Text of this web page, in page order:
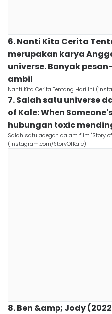
6. Nanti Kita Cerita
merupakan karya
universe. Banyak
ambil
Nanti Kita Cerita Tentang Hari Ini
7. Salah satu universe
of Kale: When
hubungan toxic
Salah satu adegan dalam film "Story
(Instagram.com/StoryOfKale)
8. Ben &amp; Jody